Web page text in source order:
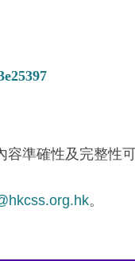
容準確性及完整
。